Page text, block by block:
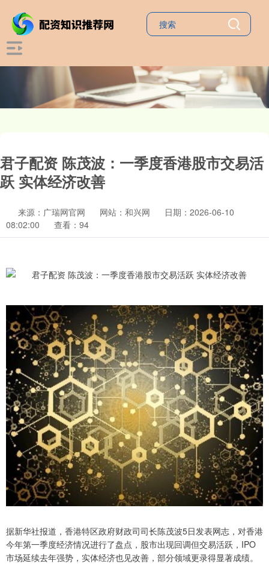
君子配资 陈茂波：一季度香港股市交易活
跃 实体经济改善
来源：广瑞网官网 网站：和兴网
日期：2026-06-10
08:02:00
查看：94
据新华社报道，香港特区政府财政司司长陈茂波5日发表网志，对香港
今年第一季度经济情况进行了盘点，股市出现回调但交易活跃，IPO
市场延续去年强势，实体经济也见改善，部分领域更录得显著成绩。